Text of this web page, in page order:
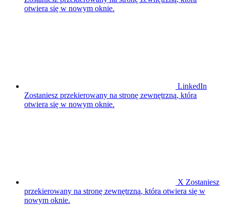
otwiera się w nowym oknie.
LinkedIn
Zostaniesz przekierowany na stronę zewnętrzną, która
otwiera się w nowym oknie.
X Zostaniesz
przekierowany na stronę zewnętrzną, która otwiera się w
nowym oknie.